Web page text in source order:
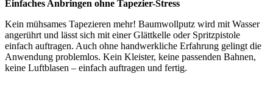
Einfaches Anbringen ohne Tapezier-Stress
Kein mühsames Tapezieren mehr! Baumwollputz wird mit Wasser
angerührt und lässt sich mit einer Glättkelle oder Spritzpistole
einfach auftragen. Auch ohne handwerkliche Erfahrung gelingt die
Anwendung problemlos. Kein Kleister, keine passenden Bahnen,
keine Luftblasen – einfach auftragen und fertig.